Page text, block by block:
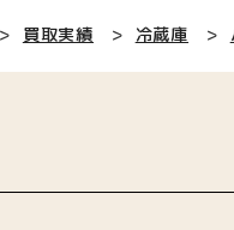
買取実績 冷蔵庫